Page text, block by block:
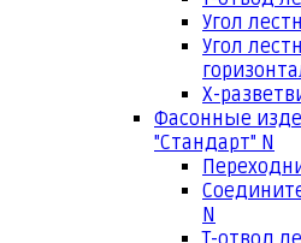
Угол
Угол
Х-
Фасонные
"Стандарт" N
N